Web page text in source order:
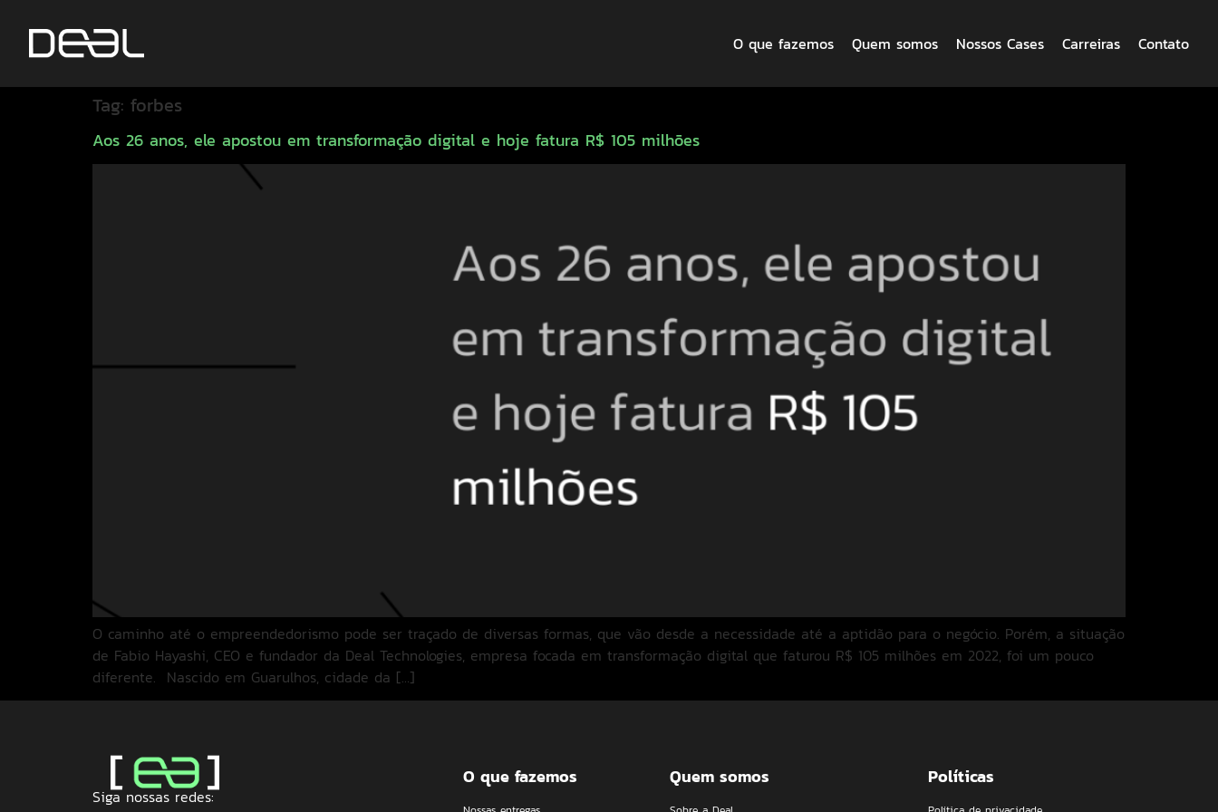
O que fazemos Quem somos Nossos Cases Carreiras Contato
Tag: forbes
Aos 26 anos, ele apostou em transformação digital e hoje fatura R$ 105 milhões
O caminho até o empreendedorismo pode ser traçado de diversas formas, que vão desde a necessidade até a aptidão para o negócio. Porém, a situação
de Fabio Hayashi, CEO e fundador da Deal Technologies, empresa focada em transformação digital que faturou R$ 105 milhões em 2022, foi um pouco
diferente. Nascido em Guarulhos, cidade da […]
Siga nossas redes:
O que fazemos Quem somos Políticas